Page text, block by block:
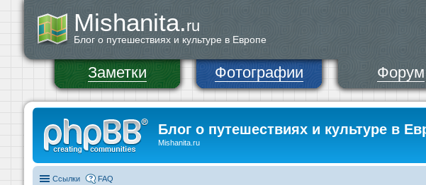
Mishanita.ru
Блог о путешествиях и культуре в Европе
Заметки Фотографии Форум
Блог о путешествиях и культуре в
Mishanita.ru
Ссылки FAQ